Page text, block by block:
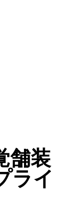
舗装
ライ